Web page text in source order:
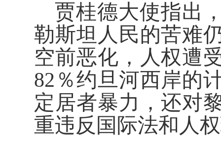
贾桂德大使指出
勒斯坦人民的苦难
空前恶化，人权遭
82％约旦河西岸的
定居者暴力，还对
重违反国际法和人